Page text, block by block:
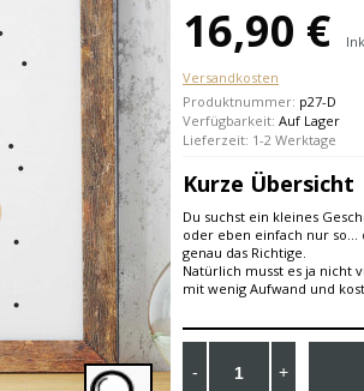
16,90 €
Versandkosten
Produktnummer: p27-D
Verfügbarkeit: Auf Lager
Lieferzeit: 1-2 Werktage
Kurze Übersicht
Du suchst ein kleines
oder eben einfach nur
genau das Richtige.
Natürlich musst es ja nicht
mit wenig Aufwand und